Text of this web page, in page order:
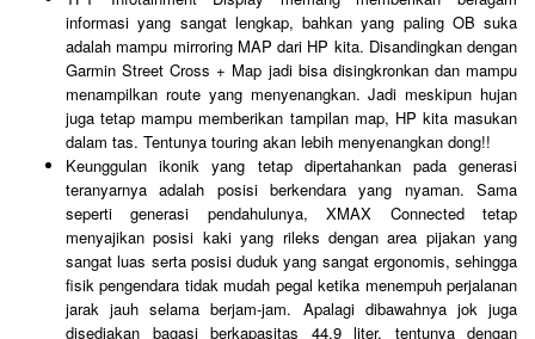
informasi yang sangat lengkap, bahkan yang paling OB suka
adalah mampu mirroring MAP dari HP kita. Disandingkan dengan
Garmin Street Cross + Map jadi bisa disingkronkan dan mampu
menampilkan route yang menyenangkan. Jadi meskipun hujan
juga tetap mampu memberikan tampilan map, HP kita masukan
dalam tas. Tentunya touring akan lebih menyenangkan dong!!
Keunggulan ikonik yang tetap dipertahankan pada generasi
teranyarnya adalah posisi berkendara yang nyaman. Sama
seperti generasi pendahulunya, XMAX Connected tetap
menyajikan posisi kaki yang rileks dengan area pijakan yang
sangat luas serta posisi duduk yang sangat ergonomis, sehingga
fisik pengendara tidak mudah pegal ketika menempuh perjalanan
jarak jauh selama berjam-jam. Apalagi dibawahnya jok juga
disediakan bagasi berkapasitas 44.9 liter, tentunya dengan